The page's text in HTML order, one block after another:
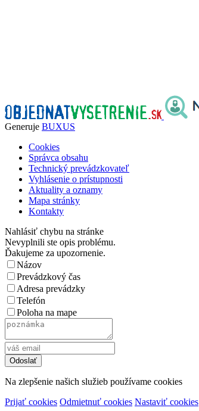
Generuje BUXUS
Cookies
Správca obsahu
Technický prevádzkovateľ
Vyhlásenie o prístupnosti
Aktuality a oznamy
Mapa stránky
Kontakty
Nahlásiť chybu na stránke
Nevyplnili ste opis problému.
Ďakujeme za upozornenie.
Názov
Prevádzkový čas
Adresa prevádzky
Telefón
Poloha na mape
Na zlepšenie našich služieb používame cookies
Prijať cookies Odmietnuť cookies Nastaviť cookies